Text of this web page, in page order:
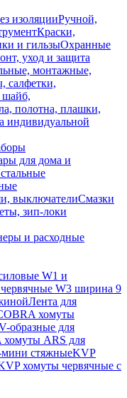
изоляцииРучной,
Краски,
и гильзыОхранные
уход и защита
монтажные,
салфетки,
шайб,
полотна, плашки,
индивидуальной
для дома и
выключателиСмазки
зип-локи
и расходные
W1 и
W3 ширина 9
Лента для
хомуты
образные для
ARS для
стяжныеKVP
хомуты червячные с